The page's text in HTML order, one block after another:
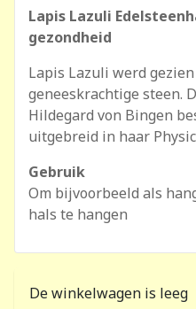
Lapis Lazuli
gezondheid
Lapis Lazuli werd
geneeskrachtige steen.
Hildegard von Bingen
uitgebreid in haar
Gebruik
Om bijvoorbeeld als
hals te hangen
De winkelwagen is leeg